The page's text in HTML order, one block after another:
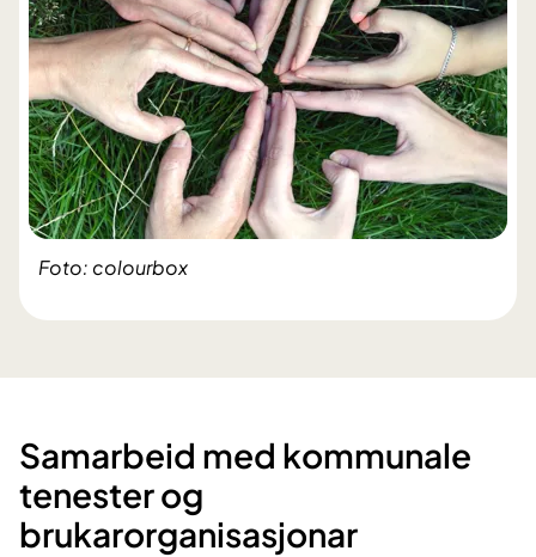
Foto: colourbox
Samarbeid med kommunale
tenester og
brukarorganisasjonar